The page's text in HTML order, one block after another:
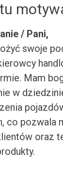
/ Pani,
swoje
Mam
w
co pozwala
oraz